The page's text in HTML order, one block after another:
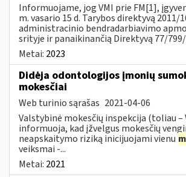
Informuojame, jog VMI prie FM[1],
m. vasario 15 d. Tarybos direktyvą 2011/
administracinio bendradarbiavimo
srityje ir panaikinančią Direktyvą 77/799/
Metai: 2023
Didėja odontologijos įmonių
mokesčiai
Web turinio sąrašas 2021-04-06
Valstybinė mokesčių inspekcija (toliau –
informuoja, kad įžvelgus mokesčių
neapskaitymo riziką inicijuojami vienu
veiksmai -...
Metai: 2021